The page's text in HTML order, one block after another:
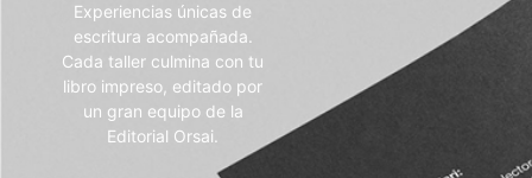
Experiencias únicas de
escritura acompañada.
Cada taller culmina con tu
libro impreso, editado por
un gran equipo de la
Editorial Orsai.